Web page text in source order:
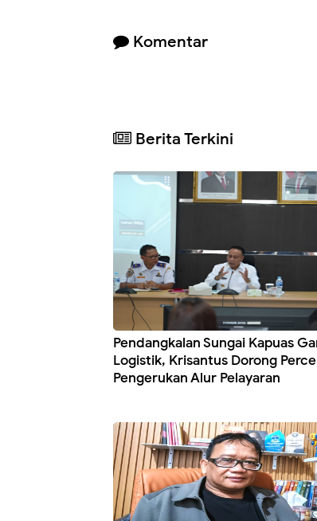
Komentar
Berita Terkini
Pendangkalan Sungai Kapuas
Logistik, Krisantus Dorong
Pengerukan Alur Pelayaran